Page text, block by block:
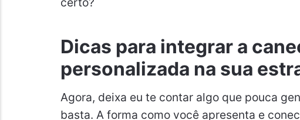
Dicas para integrar a
personalizada na sua
Agora, deixa eu te contar algo que pouca
basta. A forma como você apresenta e